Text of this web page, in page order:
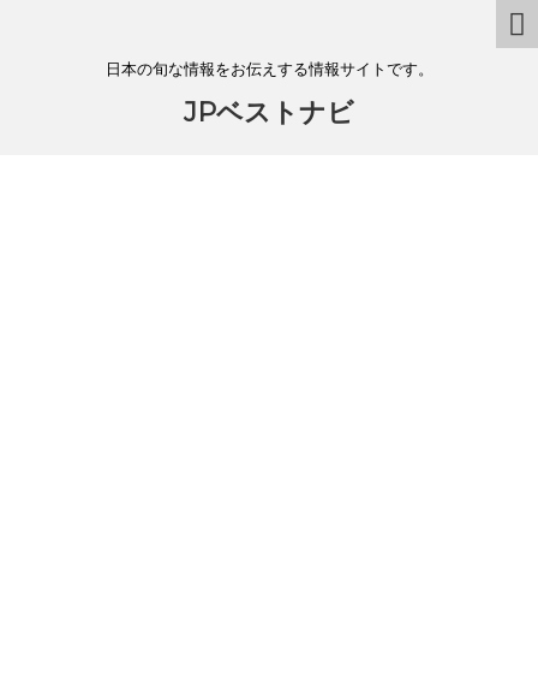
日本の旬な情報をお伝えする情報サイトです。
JPベストナビ